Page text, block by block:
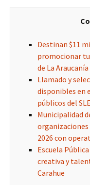
Destinan $11
promocionar
de La Araucanía
Llamado y
disponibles en
públicos del
Municipalidad
organizaciones
2026 con
Escuela
creativa y
Carahue